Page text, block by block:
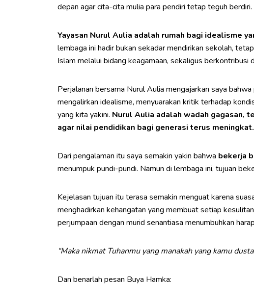
depan agar cita-cita mulia para pendiri tetap teguh berdiri.
Yayasan Nurul Aulia adalah rumah bagi idealisme
lembaga ini hadir bukan sekadar mendirikan sekolah,
Islam melalui bidang keagamaan, sekaligus
Perjalanan bersama Nurul Aulia mengajarkan saya
mengalirkan idealisme, menyuarakan kritik terhadap
yang kita yakini. Nurul Aulia adalah wadah gagasan,
agar nilai pendidikan bagi generasi terus meningkat.
Dari pengalaman itu saya semakin yakin bahwa bekerja
menumpuk pundi-pundi. Namun di lembaga ini, tujuan
Kejelasan tujuan itu terasa semakin menguat karena
menghadirkan kehangatan yang membuat setiap
perjumpaan dengan murid senantiasa menumbuhkan
“Maka nikmat Tuhanmu yang manakah yang kamu
Dan benarlah pesan Buya Hamka: